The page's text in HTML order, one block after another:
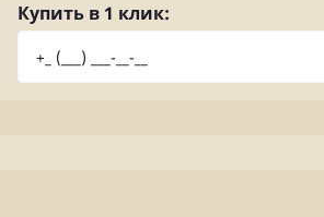
Купить в 1 клик: